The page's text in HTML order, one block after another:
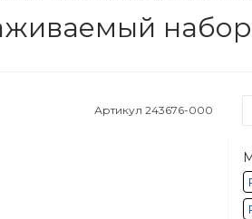
набор
Артикул 243676-000